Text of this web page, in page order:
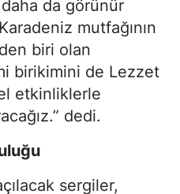
da görünür
mutfağının
biri olan
birikimini de Lezzet
etkinliklerle
dedi.
sergiler,